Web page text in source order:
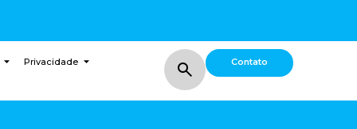
Privacidade Contato